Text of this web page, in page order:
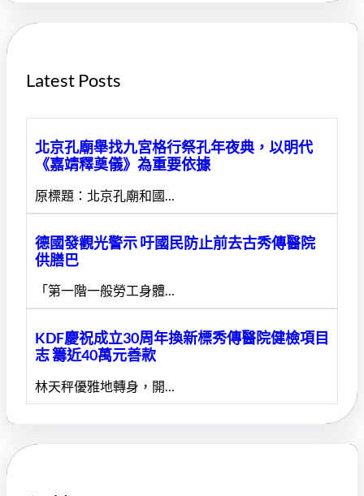
h
Latest Posts
北京孔廟舉找九宮格行祭孔年夜典，以明代
《嘉靖釋奠儀》為重要依據
原標題：北京孔廟和國…
德國發觀光警示 吁國民防止前去古秀傳醫院
供膳巴
「第一階一般勞工身體…
KDF慶祝成立30周年換新標秀傳醫院健檢項目
志 籌近40萬元善款
林天秤優雅地轉身，開…